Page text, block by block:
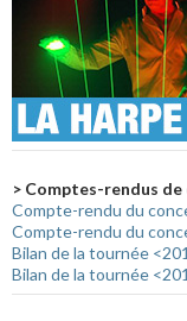
> Comptes-rendus
Compte-rendu du
Compte-rendu du
Bilan de la tournée
Bilan de la tournée